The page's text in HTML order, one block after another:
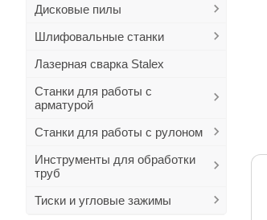
Дисковые пилы
Шлифовальные станки
Лазерная сварка Stalex
Станки для работы с
арматурой
Станки для работы с рулоном
Инструменты для обработки
труб
Тиски и угловые зажимы